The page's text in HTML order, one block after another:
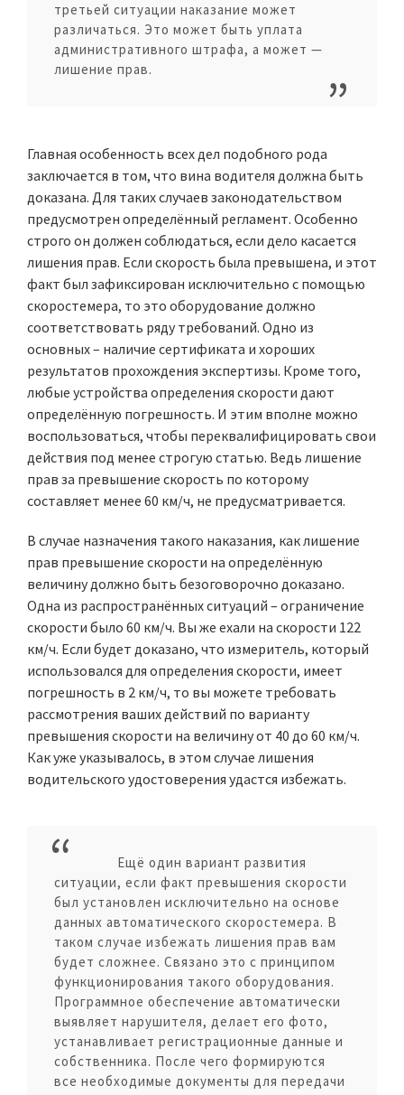
третьей ситуации наказание может
различаться. Это может быть уплата
административного штрафа, а может —
лишение прав.
Главная особенность всех дел подобного рода
заключается в том, что вина водителя должна быть
доказана. Для таких случаев законодательством
предусмотрен определённый регламент. Особенно
строго он должен соблюдаться, если дело касается
лишения прав. Если скорость была превышена, и этот
факт был зафиксирован исключительно с помощью
скоростемера, то это оборудование должно
соответствовать ряду требований. Одно из
основных – наличие сертификата и хороших
результатов прохождения экспертизы. Кроме того,
любые устройства определения скорости дают
определённую погрешность. И этим вполне можно
воспользоваться, чтобы переквалифицировать свои
действия под менее строгую статью. Ведь лишение
прав за превышение скорость по которому
составляет менее 60 км/ч, не предусматривается.
В случае назначения такого наказания, как лишение
прав превышение скорости на определённую
величину должно быть безоговорочно доказано.
Одна из распространённых ситуаций – ограничение
скорости было 60 км/ч. Вы же ехали на скорости 122
км/ч. Если будет доказано, что измеритель, который
использовался для определения скорости, имеет
погрешность в 2 км/ч, то вы можете требовать
рассмотрения ваших действий по варианту
превышения скорости на величину от 40 до 60 км/ч.
Как уже указывалось, в этом случае лишения
водительского удостоверения удастся избежать.
Ещё один вариант развития
ситуации, если факт превышения скорости
был установлен исключительно на основе
данных автоматического скоростемера. В
таком случае избежать лишения прав вам
будет сложнее. Связано это с принципом
функционирования такого оборудования.
Программное обеспечение автоматически
выявляет нарушителя, делает его фото,
устанавливает регистрационные данные и
собственника. После чего формируются
все необходимые документы для передачи